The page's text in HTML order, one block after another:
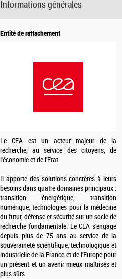
Informations générales
Entité de rattachement
Le CEA est un acteur majeur de la
recherche, au service des citoyens, de
l'économie et de l'Etat.
Il apporte des solutions concrètes à leurs
besoins dans quatre domaines principaux :
transition énergétique, transition
numérique, technologies pour la médecine
du futur, défense et sécurité sur un socle de
recherche fondamentale. Le CEA s'engage
depuis plus de 75 ans au service de la
souveraineté scientifique, technologique et
industrielle de la France et de l'Europe pour
un présent et un avenir mieux maîtrisés et
plus sûrs.